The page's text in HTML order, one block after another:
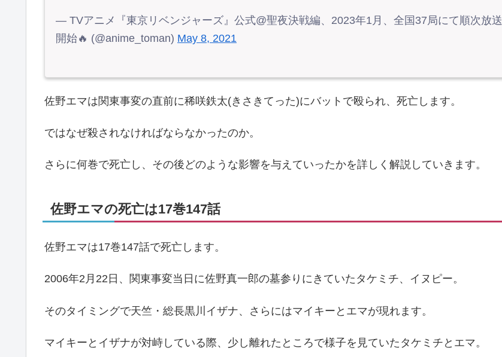
— TVアニメ『東京リベンジャーズ』公式@聖夜決戦編、2023年1月、全国37局にて順次放送
開始🔥 (@anime_toman) May 8, 2021
佐野エマは関東事変の直前に稀咲鉄太(きさきてった)にバットで殴られ、死亡します。
ではなぜ殺されなければならなかったのか。
さらに何巻で死亡し、その後どのような影響を与えていったかを詳しく解説していきます。
佐野エマの死亡は17巻147話
佐野エマは17巻147話で死亡します。
2006年2月22日、関東事変当日に佐野真一郎の墓参りにきていたタケミチ、イヌピー。
そのタイミングで天竺・総長黒川イザナ、さらにはマイキーとエマが現れます。
マイキーとイザナが対峙している際、少し離れたところで様子を見ていたタケミチとエマ。